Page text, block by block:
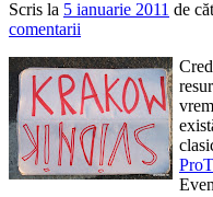
Scris la 5 ianuarie 2011 de
comentarii